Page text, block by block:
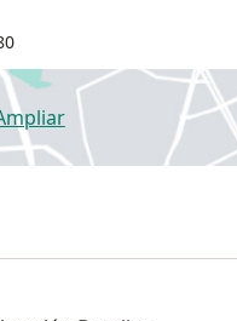
se abre en una nueva